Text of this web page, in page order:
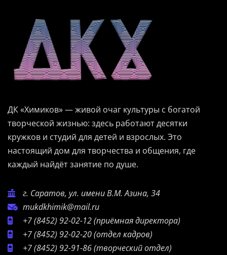
ДК «Химиков» — живой очаг культуры с богатой
творческой жизнью: здесь работают десятки
кружков и студий для детей и взрослых. Это
настоящий дом для творчества и общения, где
каждый найдёт занятие по душе.
г. Саратов, ул. имени В.М. Азина, 34
mukdkhimik@mail.ru
+7 (8452) 92-02-12(приёмная директора)
+7 (8452) 92-02-20(отдел кадров)
+7 (8452) 92-91-86(творческий отдел)